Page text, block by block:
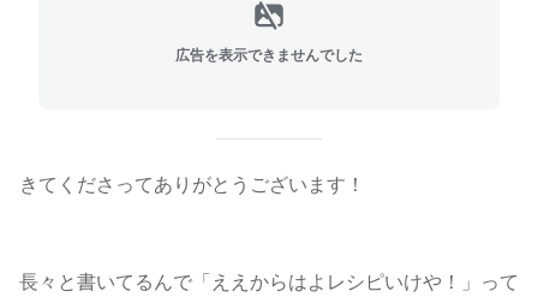
広告を表示できませんでした
きてくださってありがとうございます！
長々と書いてるんで「ええからはよレシピいけや！」って